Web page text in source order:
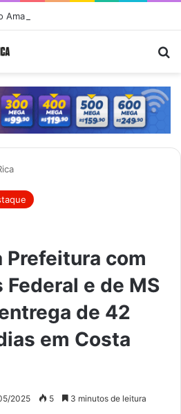
Prefeitura com
Federal e de MS
de 42
em Costa
2025 5 3 minutos de leitura